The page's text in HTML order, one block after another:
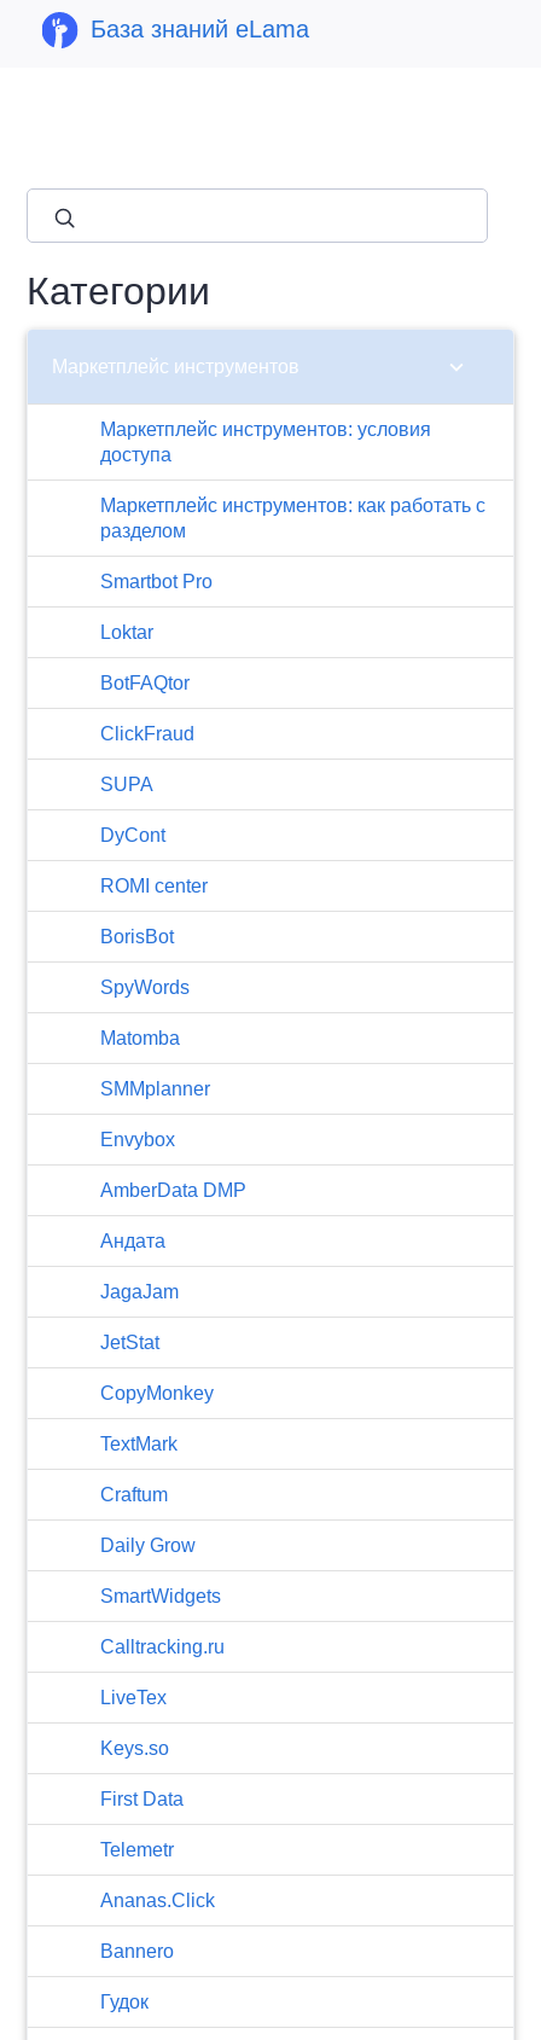
База знаний eLama
Категории
Маркетплейс инструментов chevron_right
Маркетплейс инструментов: условия
доступа
Маркетплейс инструментов: как работать с
разделом
Smartbot Pro
Loktar
BotFAQtor
​ClickFraud
SUPA
DyCont
ROMI center
BorisBot
SpyWords
Matomba
SMMplanner
Envybox
AmberData DMP
Андата
JagaJam
JetStat
CopyMonkey
TextMark
Craftum
​Daily Grow
SmartWidgets
Calltracking.ru
LiveTex
Keys.so
First Data
Telemetr
Ananas.Click
Bannero
Гудок